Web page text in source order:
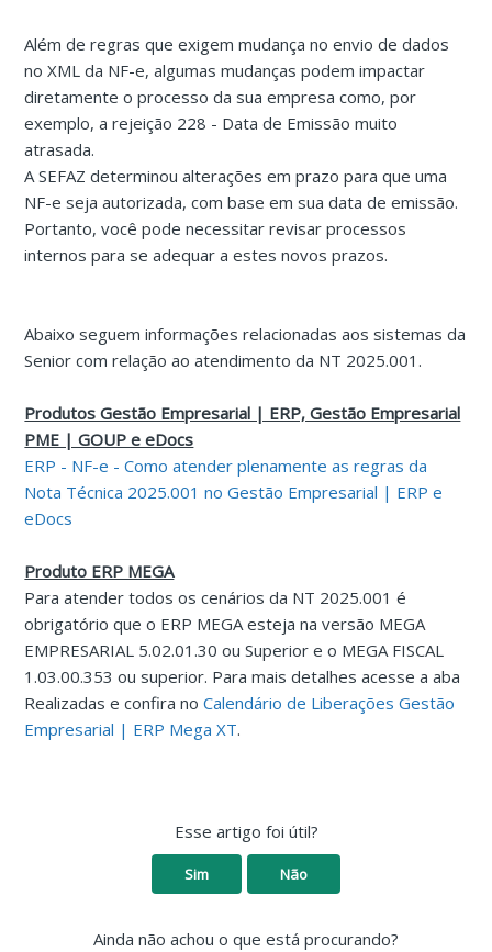
Além de regras que exigem mudança no envio de dados
no XML da NF-e, algumas mudanças podem impactar
diretamente o processo da sua empresa como, por
exemplo, a rejeição 228 - Data de Emissão muito
atrasada.
A SEFAZ determinou alterações em prazo para que uma
NF-e seja autorizada, com base em sua data de emissão.
Portanto, você pode necessitar revisar processos
internos para se adequar a estes novos prazos.
Abaixo seguem informações relacionadas aos sistemas da
Senior com relação ao atendimento da NT 2025.001.
Produtos Gestão Empresarial | ERP, Gestão Empresarial
PME | GOUP e eDocs
ERP - NF-e - Como atender plenamente as regras da
Nota Técnica 2025.001 no Gestão Empresarial | ERP e
eDocs
Produto ERP MEGA
Para atender todos os cenários da NT 2025.001 é
obrigatório que o ERP MEGA esteja na versão MEGA
EMPRESARIAL 5.02.01.30 ou Superior e o MEGA FISCAL
1.03.00.353 ou superior. Para mais detalhes acessea aba
Realizadas e confira noCalendário de Liberações Gestão
Empresarial | ERP Mega XT.
Esse artigo foi útil?
Sim Não
Ainda não achou o que está procurando?